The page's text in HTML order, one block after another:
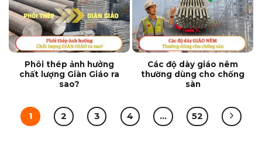
Phôi thép ảnh hưởng
chất lượng Giàn Giáo ra
sao?
Các độ dày giáo nêm
thường dùng cho chống
sàn
1 2 3 4 … 52